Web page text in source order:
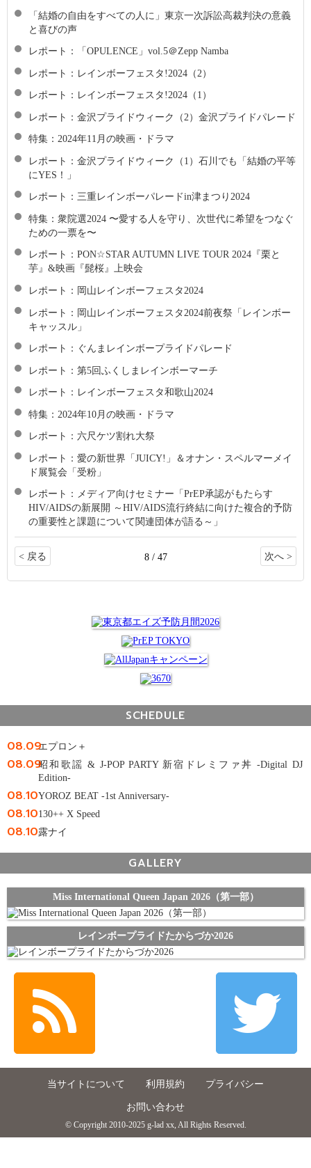
「結婚の自由をすべての人に」東京一次訴訟高裁判決の意義
と喜びの声
レポート：「OPULENCE」vol.5＠Zepp Namba
レポート：レインボーフェスタ!2024（2）
レポート：レインボーフェスタ!2024（1）
レポート：金沢プライドウィーク（2）金沢プライドパレード
特集：2024年11月の映画・ドラマ
レポート：金沢プライドウィーク（1）石川でも「結婚の平等
にYES！」
レポート：三重レインボーパレードin津まつり2024
特集：衆院選2024 〜愛する人を守り、次世代に希望をつなぐ
ための一票を〜
レポート：PON☆STAR AUTUMN LIVE TOUR 2024『栗と
芋』&映画『髭桜』上映会
レポート：岡山レインボーフェスタ2024
レポート：岡山レインボーフェスタ2024前夜祭「レインボー
キャッスル」
レポート：ぐんまレインボープライドパレード
レポート：第5回ふくしまレインボーマーチ
レポート：レインボーフェスタ和歌山2024
特集：2024年10月の映画・ドラマ
レポート：六尺ケツ割れ大祭
レポート：愛の新世界「JUICY!」＆オナン・スペルマーメイ
ド展覧会「受粉」
レポート：メディア向けセミナー「PrEP承認がもたらす
HIV/AIDSの新展開 ～HIV/AIDS流行終結に向けた複合的予防
の重要性と課題について関連団体が語る～」
< 戻る 8 / 47 次へ >
SCHEDULE
08.09エプロン＋
08.09昭和歌謡 & J-POP PARTY 新宿ドレミファ丼 -Digital DJ
Edition-
08.10YOROZ BEAT -1st Anniversary-
08.10130++ X Speed
08.10露ナイ
GALLERY
Miss International Queen Japan 2026（第一部）
レインボープライドたからづか2026
当サイトについて 利用規約 プライバシー
お問い合わせ
© Copyright 2010-2025 g-lad xx, All Rights Reserved.